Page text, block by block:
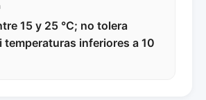
15 y 25 °C; no tolera
temperaturas inferiores a 10